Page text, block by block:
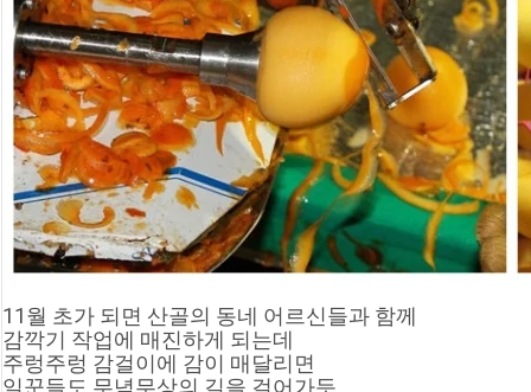
11월 초가 되면 산골의 동네 어르신들과 함께
감깍기 작업에 매진하게 되는데
주렁주렁 감걸이에 감이 매달리면
일꾼들도 무념무상의 길을 걸어가듯